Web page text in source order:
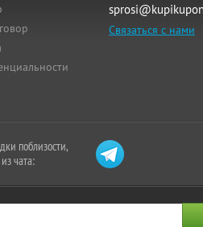
Связаться с нами
поблизости,
чата: